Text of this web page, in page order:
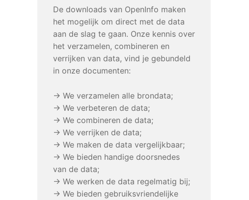
De downloads van OpenInfo maken
het mogelijk om direct met de data
aan de slag te gaan. Onze kennis over
het verzamelen, combineren en
verrijken van data, vind je gebundeld
in onze documenten:
→ We verzamelen alle brondata;
→ We verbeteren de data;
→ We combineren de data;
→ We verrijken de data;
→ We maken de data vergelijkbaar;
→ We bieden handige doorsnedes
van de data;
→ We werken de data regelmatig bij;
→ We bieden gebruiksvriendelijke